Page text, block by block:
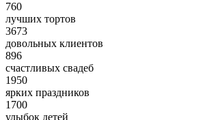
760
лучших тортов
3673
довольных клиентов
896
счастливых свадеб
1950
ярких праздников
1700
улыбок детей